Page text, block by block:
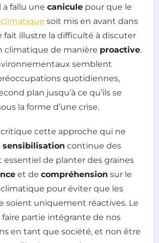
a fallu une canicule pour que le
soit mis en avant dans
fait illustre la difficulté à discuter
climatique de manière proactive.
semblent
quotidiennes,
plan jusqu’à ce qu’ils se
la forme d’une crise.
cette approche qui ne
sensibilisation continue des
essentiel de planter des graines
et de compréhension sur le
pour éviter que les
soient uniquement réactives. Le
partie intégrante de nos
en tant que société, et non être